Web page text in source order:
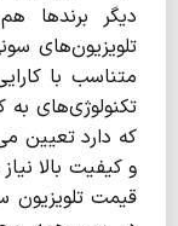
دیگر برندها
تلویزیون‌های
متناسب با
تکنولوژی‌های
که دارد تعیین
و کیفیت بالا